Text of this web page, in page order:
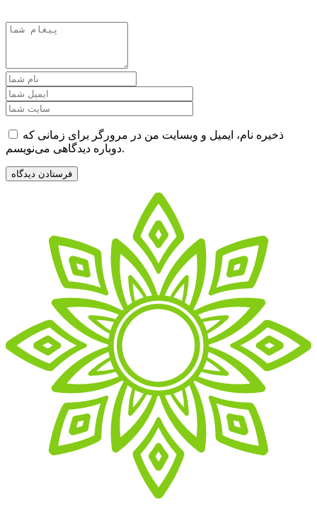
ذخیره نام، ایمیل و وبسایت من در مرورگر برای زمانی که
دوباره دیدگاهی می‌نویسم.